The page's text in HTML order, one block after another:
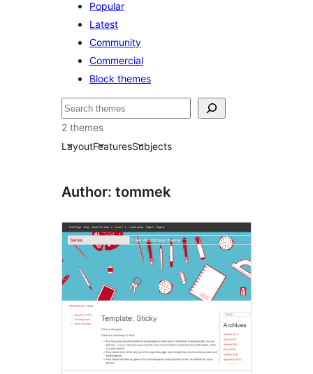
Popular
Latest
Community
Commercial
Block themes
Hľadať
2 themes
LayoutFeaturesSubjects
Author: tommek